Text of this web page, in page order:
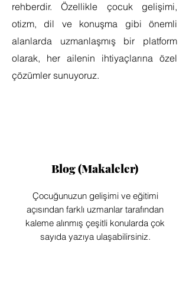
rehberdir. Özellikle çocuk gelişimi,
otizm, dil ve konuşma gibi önemli
alanlarda uzmanlaşmış bir platform
olarak, her ailenin ihtiyaçlarına özel
çözümler sunuyoruz.
Blog (Makaleler)
Çocuğunuzun gelişimi ve eğitimi
açısından farklı uzmanlar tarafından
kaleme alınmış çeşitli konularda çok
sayıda yazıya ulaşabilirsiniz.